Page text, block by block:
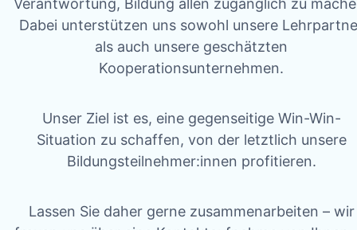
Verantwortung, Bildung allen zugänglich zu
Dabei unterstützen uns sowohl unsere
als auch unsere geschätzten
Kooperationsunternehmen.
Unser Ziel ist es, eine gegenseitige Win-Win-
Situation zu schaffen, von der letztlich unsere
Bildungsteilnehmer:innen profitieren.
Lassen Sie daher gerne zusammenarbeiten – wir